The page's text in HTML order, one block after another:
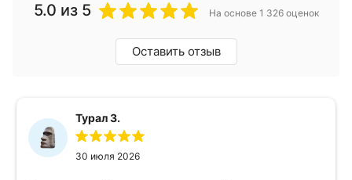
5.0 из 5 На основе 1 326 оценок
Оставить отзыв
Турал З.
30 июля 2026